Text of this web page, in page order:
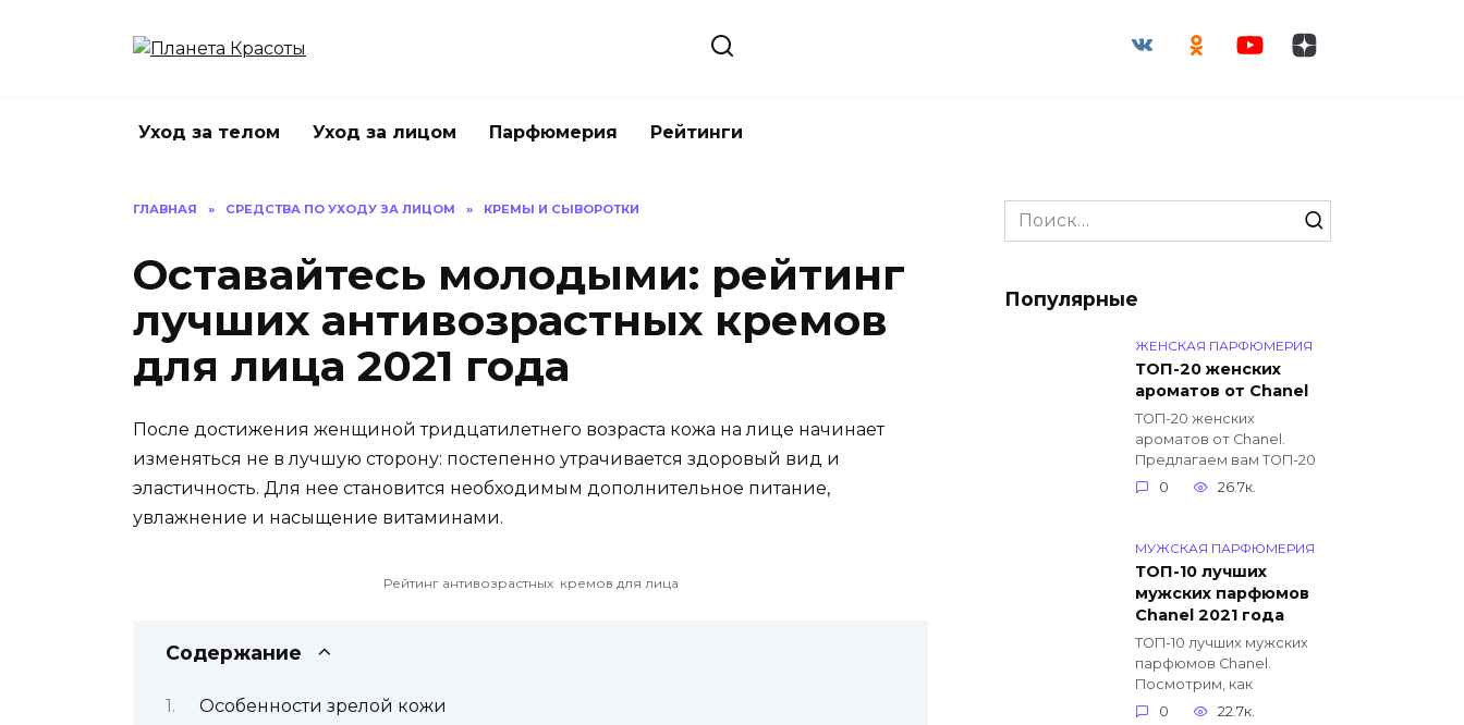
Уход за телом Уход за лицом Парфюмерия Рейтинги
ГЛАВНАЯ » СРЕДСТВА ПО УХОДУ ЗА ЛИЦОМ » КРЕМЫ И СЫВОРОТКИ
Оставайтесь молодыми: рейтинг
лучших антивозрастных кремов
для лица 2021 года
После достижения женщиной тридцатилетнего возраста кожа на лице начинает
изменяться не в лучшую сторону: постепенно утрачивается здоровый вид и
эластичность. Для нее становится необходимым дополнительное питание,
увлажнение и насыщение витаминами.
Рейтинг антивозрастных кремов для лица
Содержание
Особенности зрелой кожи
Search
for:
Популярные
ЖЕНСКАЯ ПАРФЮМЕРИЯ
ТОП-20 женских
ароматов от Chanel
ТОП-20 женских
ароматов от Chanel.
Предлагаем вам ТОП-20
0
26.7к.
МУЖСКАЯ ПАРФЮМЕРИЯ
ТОП-10 лучших
мужских парфюмов
Chanel 2021 года
ТОП-10 лучших мужских
парфюмов Chanel.
Посмотрим, как
0
22.7к.